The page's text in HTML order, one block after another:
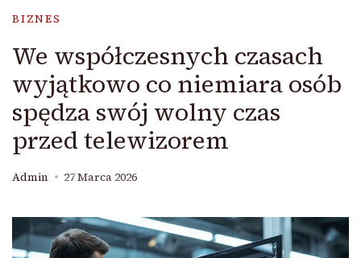
BIZNES
We współczesnych czasach
wyjątkowo co niemiara osób
spędza swój wolny czas
przed telewizorem
Admin 27 Marca 2026